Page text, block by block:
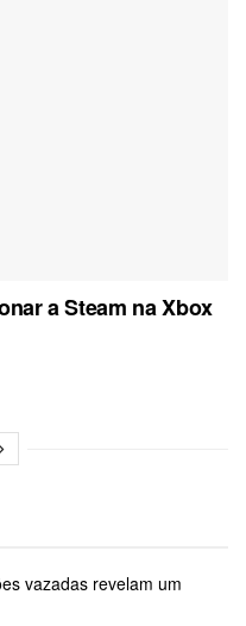
a Steam na Xbox
vazadas revelam um